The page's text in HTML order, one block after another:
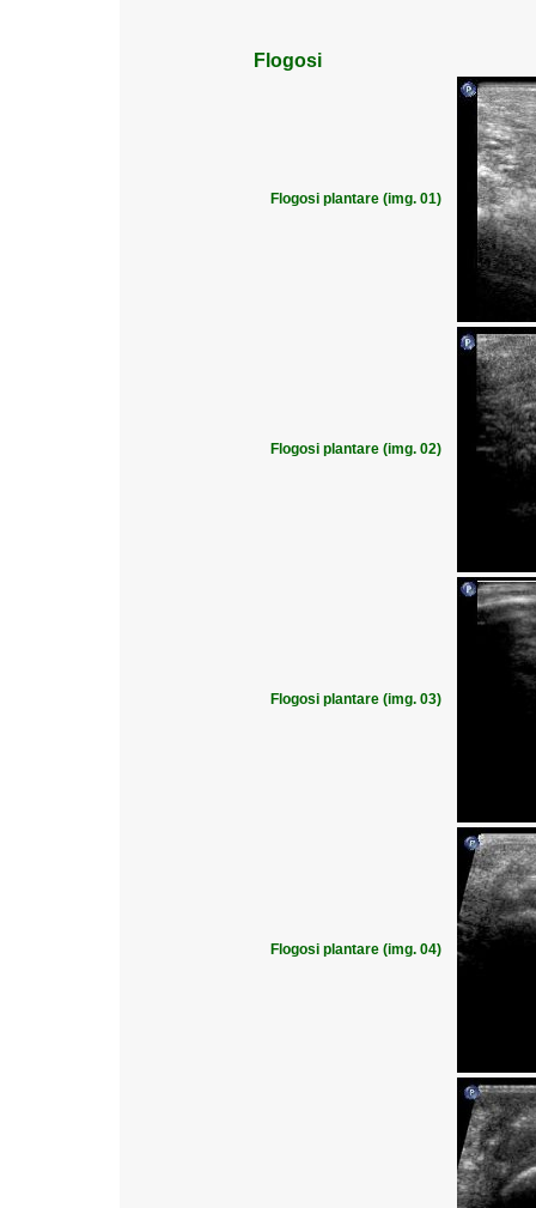
Flogosi
Flogosi plantare (img. 01)
Flogosi plantare (img. 02)
Flogosi plantare (img. 03)
Flogosi plantare (img. 04)